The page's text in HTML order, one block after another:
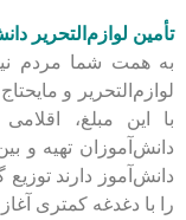
تأمین لوازم‌التحریر
لوازم‌التحریر و
با این مبلغ،
دانش‌آموز دارند
را با دغدغه کمتری آغاز